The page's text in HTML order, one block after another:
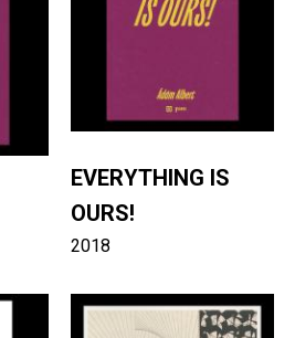
EVERYTHING IS
OURS!
2018
Image